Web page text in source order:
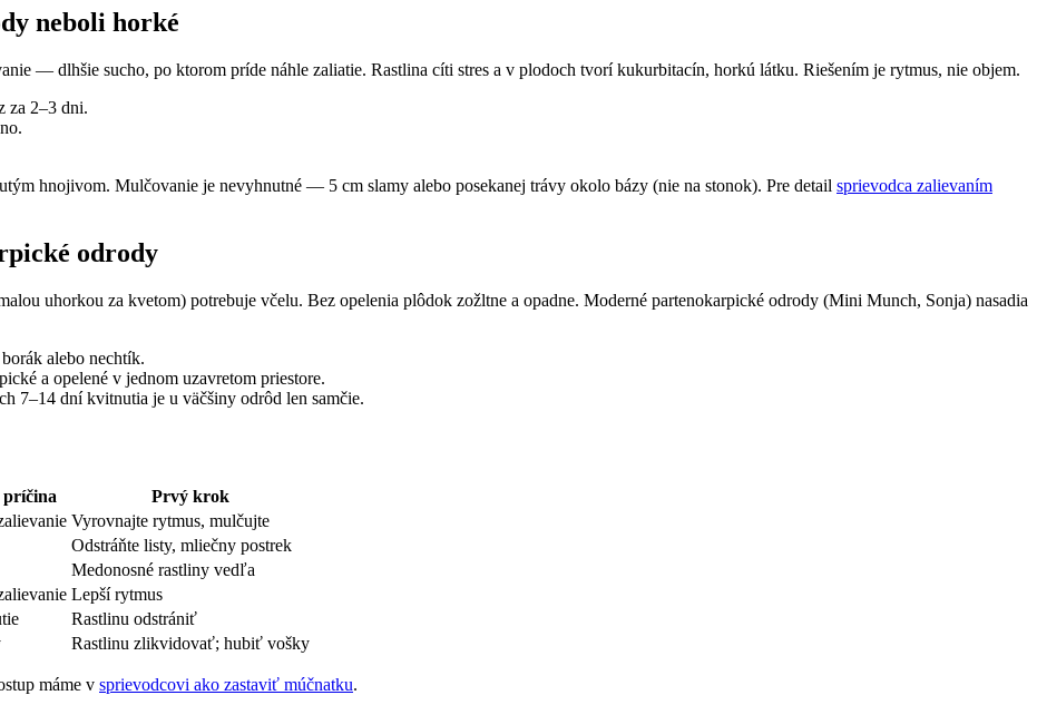
neboli horké
— dlhšie sucho, po ktorom príde náhle zaliatie. Rastlina cíti stres a v plodoch tvorí kukurbitacín, horkú látku. Riešením je rytmus, nie objem.
za 2–3 dni.
hnojivom. Mulčovanie je nevyhnutné — 5 cm slamy alebo posekanej trávy okolo bázy (nie na stonok). Pre detail sprievodca zalievaním
odrody
uhorkou za kvetom) potrebuje včelu. Bez opelenia plôdok zožltne a opadne. Moderné partenokarpické odrody (Mini Munch, Sonja) nasadia
alebo nechtík.
a opelené v jednom uzavretom priestore.
7–14 dní kvitnutia je u väčšiny odrôd len samčie.
príčina
Prvý krok
Vyrovnajte rytmus, mulčujte
Odstráňte listy, mliečny postrek
Medonosné rastliny vedľa
Lepší rytmus
Rastlinu odstrániť
Rastlinu zlikvidovať; hubiť vošky
máme v sprievodcovi ako zastaviť múčnatku.